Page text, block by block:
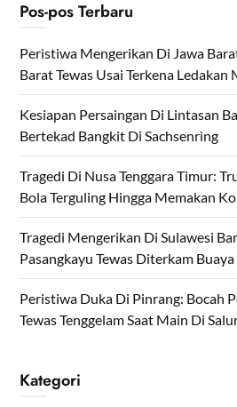
Pos-pos Terbaru
Peristiwa Mengerikan Di Jawa
Barat Tewas Usai Terkena
Kesiapan Persaingan Di Lintasan
Bertekad Bangkit Di Sachsenring
Tragedi Di Nusa Tenggara Timur:
Bola Terguling Hingga Memakan
Tragedi Mengerikan Di Sulawesi
Pasangkayu Tewas Diterkam
Peristiwa Duka Di Pinrang: Bocah
Tewas Tenggelam Saat Main Di
Kategori